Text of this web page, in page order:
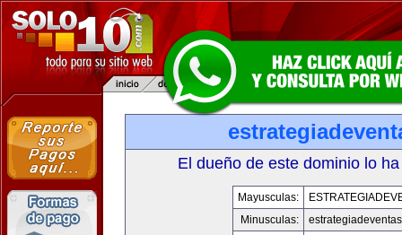
El dueño de este dominio lo
Mayusculas:
Minusculas: